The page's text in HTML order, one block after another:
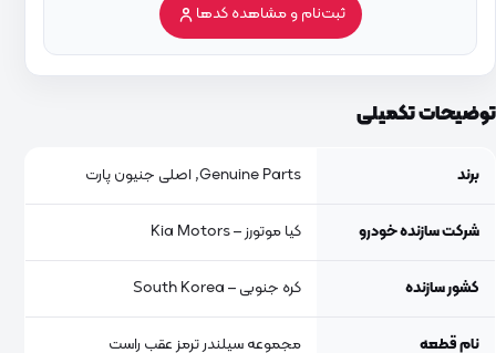
ثبت‌نام و مشاهده کدها
توضیحات تکمیلی
برند Genuine Parts, اصلی جنیون پارت
شرکت سازنده خودرو کیا موتورز – Kia Motors
کشور سازنده کره جنوبی – South Korea
نام قطعه مجموعه سیلندر ترمز عقب راست